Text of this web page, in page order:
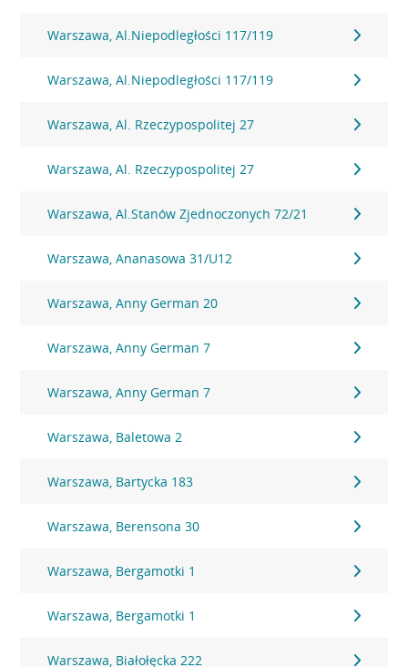
Warszawa, Al.Niepodległości 117/119
Warszawa, Al.Niepodległości 117/119
Warszawa, Al. Rzeczypospolitej 27
Warszawa, Al. Rzeczypospolitej 27
Warszawa, Al.Stanów Zjednoczonych 72/21
Warszawa, Ananasowa 31/U12
Warszawa, Anny German 20
Warszawa, Anny German 7
Warszawa, Anny German 7
Warszawa, Baletowa 2
Warszawa, Bartycka 183
Warszawa, Berensona 30
Warszawa, Bergamotki 1
Warszawa, Bergamotki 1
Warszawa, Białołęcka 222